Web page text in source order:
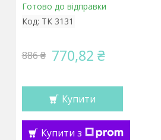
Готово до відправки
Код: ТК 3131
886 ₴ 770,82 ₴
Купити
Купити з